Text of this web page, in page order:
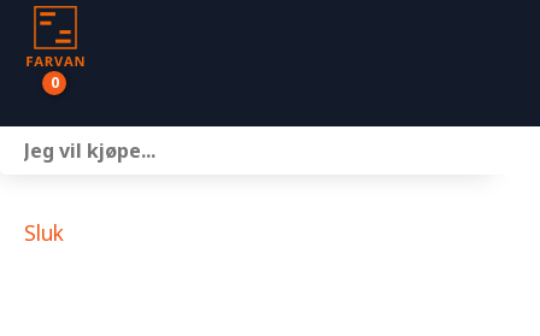
0
Sluk